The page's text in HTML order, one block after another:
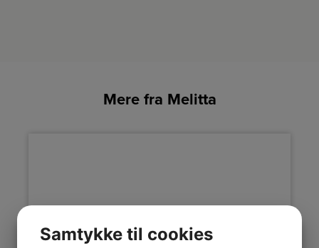
Mere fra Melitta
Samtykke til cookies